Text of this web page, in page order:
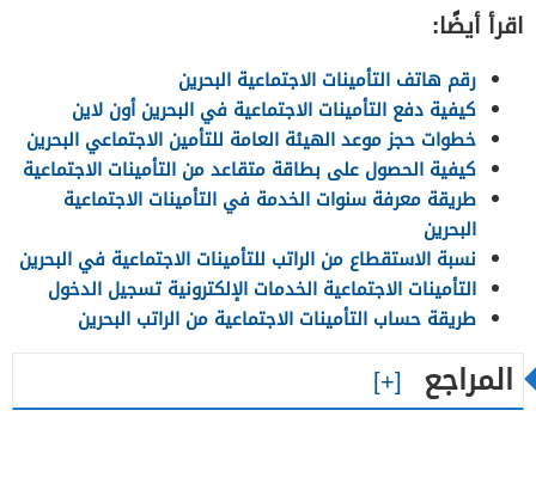
اقرأ أيضًا:
رقم هاتف التأمينات الاجتماعية البحرين
كيفية دفع التأمينات الاجتماعية في البحرين أون لاين
خطوات حجز موعد الهيئة العامة للتأمين الاجتماعي البحرين
كيفية الحصول على بطاقة متقاعد من التأمينات الاجتماعية
طريقة معرفة سنوات الخدمة في التأمينات الاجتماعية
البحرين
نسبة الاستقطاع من الراتب للتأمينات الاجتماعية في البحرين
التأمينات الاجتماعية الخدمات الإلكترونية تسجيل الدخول
طريقة حساب التأمينات الاجتماعية من الراتب البحرين
المراجع